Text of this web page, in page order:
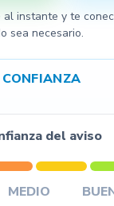
al instante y te
sea necesario.
CONFIANZA
del aviso
MEDIO